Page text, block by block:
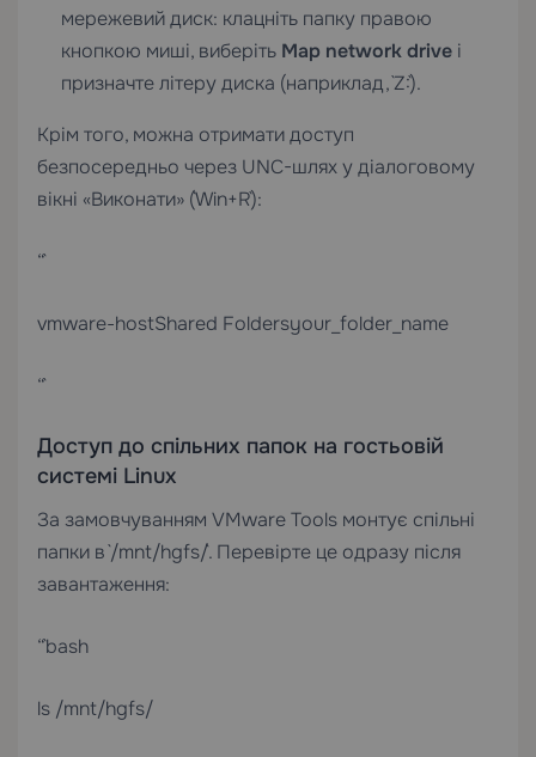
мережевий диск: клацніть папку правою
кнопкою миші, виберіть Map network drive і
призначте літеру диска (наприклад, `Z:`).
Крім того, можна отримати доступ
безпосередньо через UNC-шлях у діалоговому
вікні «Виконати» (`Win+R`):
“`
vmware-hostShared Foldersyour_folder_name
“`
Доступ до спільних папок на гостьовій
системі Linux
За замовчуванням VMware Tools монтує спільні
папки в `/mnt/hgfs/`. Перевірте це одразу після
завантаження:
“`bash
ls /mnt/hgfs/